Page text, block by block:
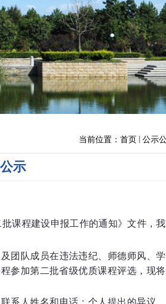
当前位置： 首页 公示
示
课程建设申报工作的通知》文件，
团队成员在违法违纪、师德师风、
参加第二批省级优质课程评选， 现
系人姓名和电话；个人提出的异议